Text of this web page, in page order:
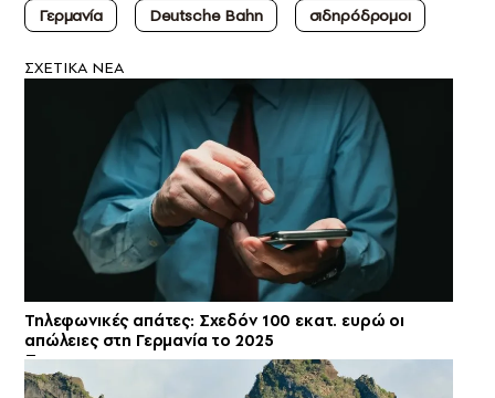
Γερμανία
Deutsche Bahn σιδηρόδρομοι
ΣXETIKA NEA
Τηλεφωνικές απάτες: Σχεδόν 100 εκατ. ευρώ οι
απώλειες στη Γερμανία το 2025